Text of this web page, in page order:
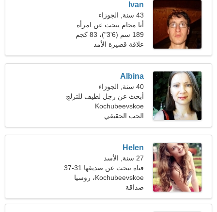
Ivan
43 سنة, الجوزاء
أنا محام يبحث عن امرأة
مرحة
189 سم (6'3")، 83 كجم
(182 رطلا)
علاقة قصيرة الأمد
Albina
40 سنة, الجوزاء
أبحث عن رجل لطيف للتزلج
معا
Kochubeevskoe
الحب الحقيقي
Helen
27 سنة, الأسد
فتاة تبحث عن صديقها 31-37
Kochubeevskoe، روسيا
صداقة